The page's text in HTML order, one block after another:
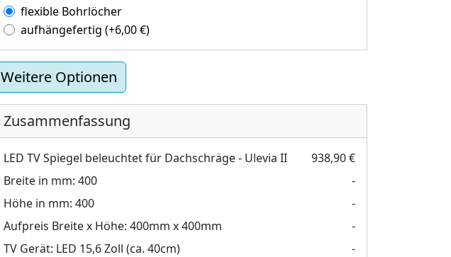
flexible Bohrlöcher
aufhängefertig (+6,00€)
Weitere Optionen
Zusammenfassung
LED TV Spiegel beleuchtet für Dachschräge - Ulevia II
938,90 €
Breite in mm: 400
-
Höhe in mm: 400
-
Aufpreis Breite x Höhe: 400mm x 400mm
-
TV Gerät: LED 15,6 Zoll (ca. 40cm) -